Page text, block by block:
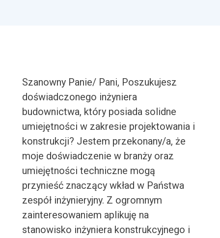
Szanowny Panie/ Pani, Poszukujesz
doświadczonego inżyniera
budownictwa, który posiada solidne
umiejętności w zakresie projektowania i
konstrukcji? Jestem przekonany/a, że
moje doświadczenie w branży oraz
umiejętności techniczne mogą
przynieść znaczący wkład w Państwa
zespół inżynieryjny. Z ogromnym
zainteresowaniem aplikuję na
stanowisko inżyniera konstrukcyjnego i